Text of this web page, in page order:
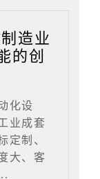
造业
的创
化设
业成套
定制、
大、客